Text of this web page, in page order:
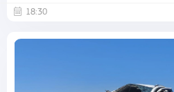
18:30